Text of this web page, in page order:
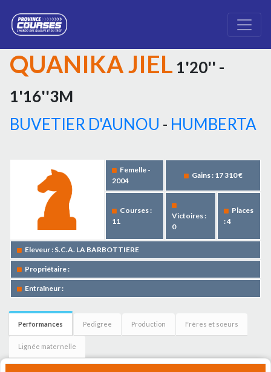
QUANIKA JIEL 1'20'' -
1'16''3M
BUVETIER D'AUNOU - HUMBERTA
Femelle -
2004
Gains : 17 310 €
Courses :
11
Victoires :
0
Places
: 4
Eleveur : S.C.A. LA BARBOTTIERE
Propriétaire :
Entraîneur :
Performances Pedigree Production Frères et soeurs
Lignée maternelle